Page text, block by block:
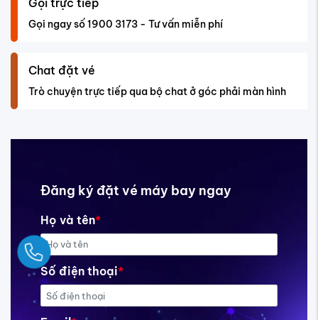
Gọi trực tiếp
Gọi ngay số 1900 3173 - Tư vấn miễn phí
Chat đặt vé
Trò chuyện trực tiếp qua bộ chat ở góc phải màn hình
Đăng ký đặt vé máy bay ngay
Họ và tên*
Số điện thoại*